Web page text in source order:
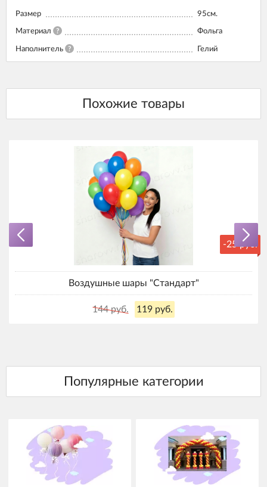
Размер 95см.
Материал ? Фольга
Наполнитель ? Гелий
-25 руб.
Воздушные шары "Стандарт"
144 руб. 119 руб.